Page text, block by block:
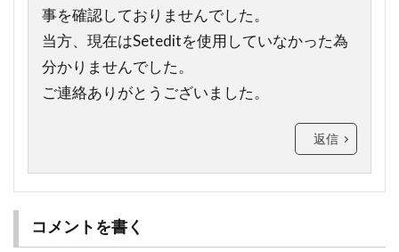
事を確認しておりませんでした。
当方、現在はSeteditを使用していなかった為
分かりませんでした。
ご連絡ありがとうございました。
返信
コメントを書く